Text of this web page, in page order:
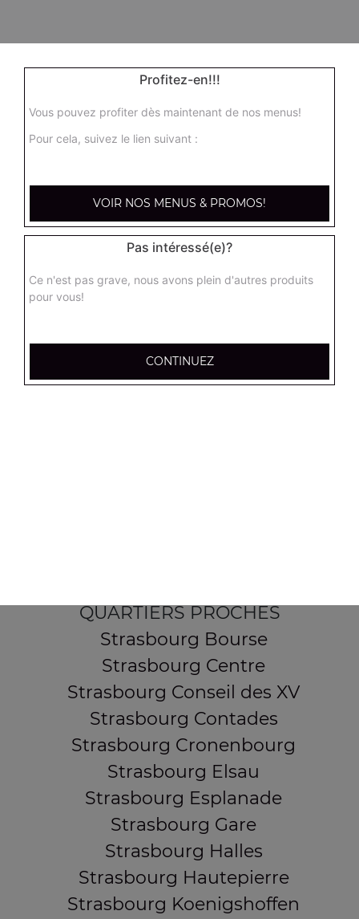
QUARTIERS PROCHES
Strasbourg Bourse
Strasbourg Centre
Strasbourg Conseil des XV
Strasbourg Contades
Strasbourg Cronenbourg
Strasbourg Elsau
Strasbourg Esplanade
Strasbourg Gare
Strasbourg Halles
Strasbourg Hautepierre
Strasbourg Koenigshoffen
Profitez-en!!!
Vous pouvez profiter dès maintenant de nos menus!
Pour cela, suivez le lien suivant :
VOIR NOS MENUS & PROMOS!
Pas intéressé(e)?
Ce n'est pas grave, nous avons plein d'autres produits
pour vous!
CONTINUEZ